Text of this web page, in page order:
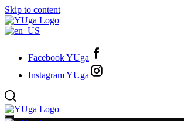
Skip to content
Facebook YUga
Instagram YUga